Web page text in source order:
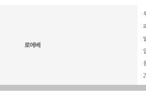
로에베